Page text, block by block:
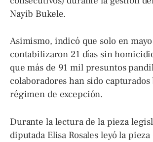
Nayib Bukele.
Asimismo, indicó que solo en mayo
contabilizaron 21 días sin
que más de 91 mil presuntos
colaboradores han sido capturados
régimen de excepción.
Durante la lectura de la pieza
diputada Elisa Rosales leyó la